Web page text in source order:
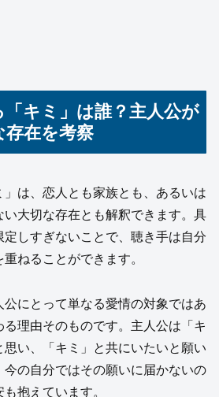
キミ」は誰？主人公が
存在を考察
は、恋人とも家族とも、あるいは
い大切な存在とも解釈できます。具
しすぎないことで、聴き手は自分
ねることができます。
公にとって単なる愛情の対象ではあ
る理由そのものです。主人公は「キ
思い、「キミ」と共にいたいと願い
今の自分ではその願いに届かないの
抱えています。